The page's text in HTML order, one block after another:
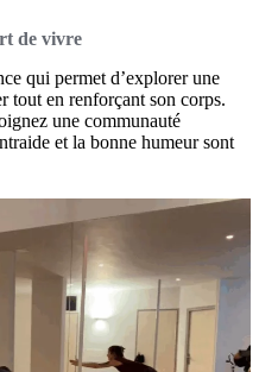
de vivre
qui permet d’explorer une
tout en renforçant son corps.
une communauté
et la bonne humeur sont